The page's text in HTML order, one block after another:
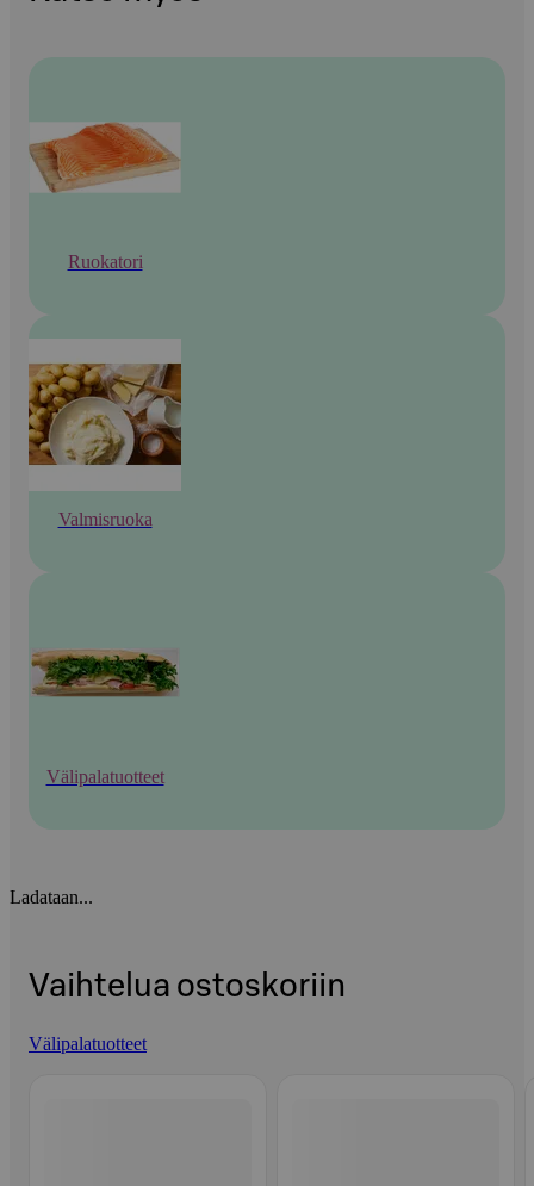
Ruokatori
Valmisruoka
Välipalatuotteet
Ladataan...
Vaihtelua ostoskoriin
Välipalatuotteet